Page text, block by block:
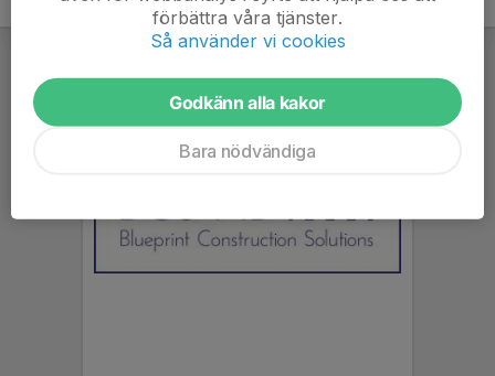
förbättra våra tjänster.
Så använder vi cookies
Godkänn alla kakor
Bara nödvändiga